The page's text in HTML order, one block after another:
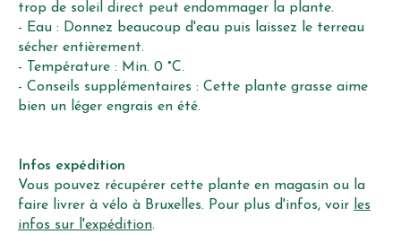
trop de soleil direct peut endommager la plante.
- Eau : Donnez beaucoup d'eau puis laissez le terreau
sécher entièrement.
- Température : Min. 0 °C.
- Conseils supplémentaires : Cette plante grasse aime
bien un léger engrais en été.
Infos expédition
Vous pouvez récupérer cette plante en magasin ou la
faire livrer à vélo à Bruxelles. Pour plus d'infos, voir les
infos sur l'expédition.